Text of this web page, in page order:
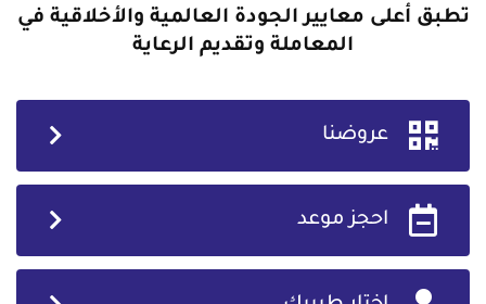
تطبق أعلى معايير الجودة العالمية والأخلاقية في
المعاملة وتقديم الرعاية
عروضنا
احجز موعد